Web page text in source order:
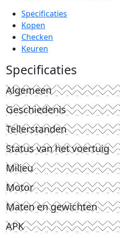
Specificaties
Kopen
Checken
Keuren
Specificaties
Algemeen
Geschiedenis
Tellerstanden
Status van het voertuig
Milieu
Motor
Maten en gewichten
APK